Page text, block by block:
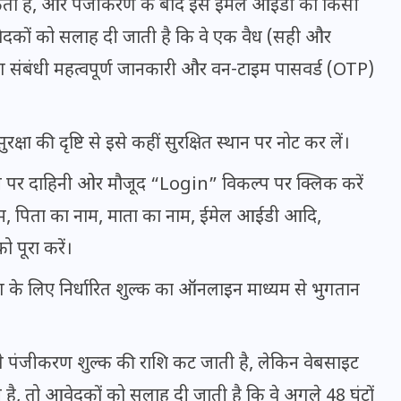
है, और पंजीकरण के बाद इस ईमेल आईडी को किसी
को सलाह दी जाती है कि वे एक वैध (सही और
महत्वपूर्ण जानकारी और वन-टाइम पासवर्ड (OTP)
की दृष्टि से इसे कहीं सुरक्षित स्थान पर नोट कर लें।
पर दाहिनी ओर मौजूद “Login” विकल्प पर क्लिक करें
का नाम, माता का नाम, ईमेल आईडी आदि,
पूरा करें।
लिए निर्धारित शुल्क का ऑनलाइन माध्यम से भुगतान
शुल्क की राशि कट जाती है, लेकिन वेबसाइट
20 जनवरी 2026